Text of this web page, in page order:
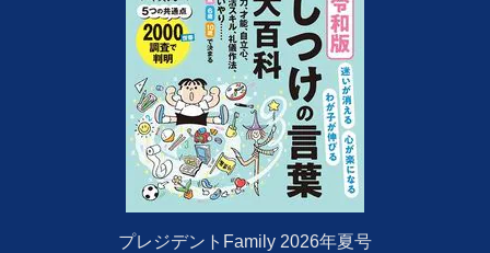
プレジデントFamily 2026年夏号